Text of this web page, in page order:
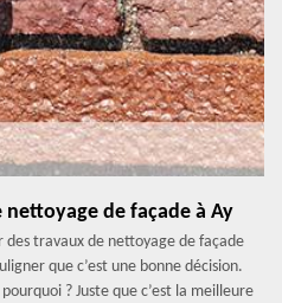
de façade à Ay
des travaux de nettoyage de façade
que c’est une bonne décision.
? Juste que c’est la meilleure